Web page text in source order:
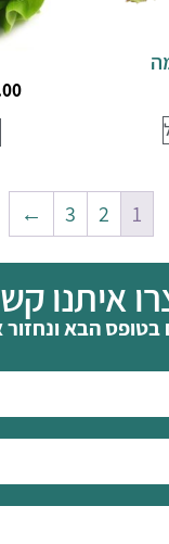
1
2
3
←
איתנו
בטופס הבא